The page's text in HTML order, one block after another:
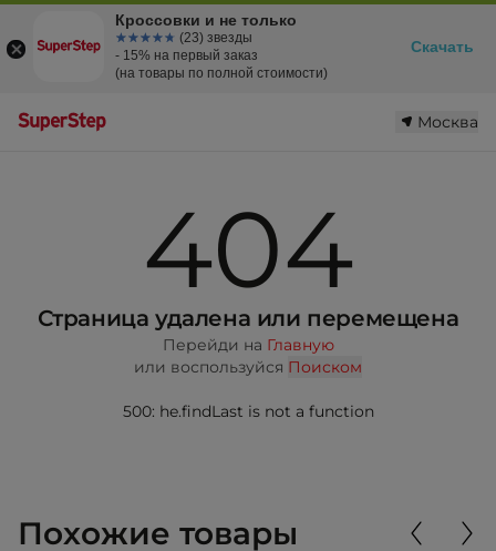
Москва
404
Страница удалена или перемещена
Перейди на Главную
или воспользуйся Поиском
500: he.findLast is not a function
Похожие товары
Кроссовки и не только
☆☆☆☆☆
★★★★★ (23) звезды
- 15% на первый заказ
(на товары по полной стоимости)
Скачать